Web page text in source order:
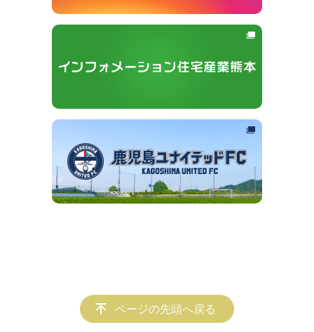
ページの先頭へ戻る